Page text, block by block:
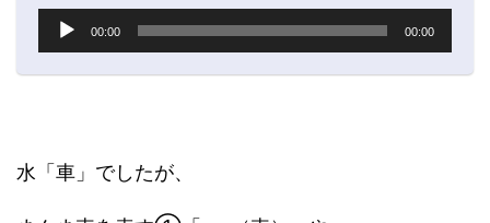
ー
00:00 00:00
水「車」でしたが、